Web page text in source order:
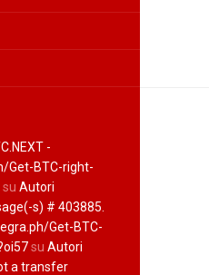
-
Get-BTC-right-
su Autori
s) # 403885.
Get-BTC-
su Autori
a transfer